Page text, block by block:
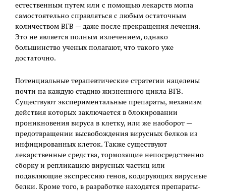
естественным путем или с помощью лекарств могла
самостоятельно справляться с любым остаточным
количеством ВГВ — даже после прекращения лечения.
Это не является полным излечением, однако
большинство ученых полагают, что такого уже
достаточно.
Потенциальные терапевтические стратегии нацелены
почти на каждую стадию жизненного цикла ВГВ.
Существуют экспериментальные препараты, механизм
действия которых заключается в блокировании
проникновения вируса в клетку, или же наоборот —
предотвращении высвобождения вирусных белков из
инфицированных клеток. Также существуют
лекарственные средства, тормозящие непосредственно
сборку и репликацию вирусных частиц или
подавляющие экспрессию генов, кодирующих вирусные
белки. Кроме того, в разработке находятся препараты-